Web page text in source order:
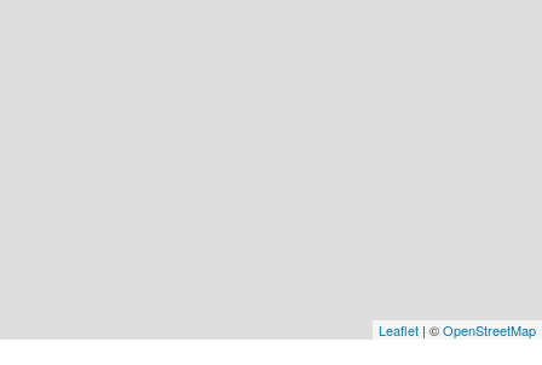
Leaflet | ©OpenStreetMap